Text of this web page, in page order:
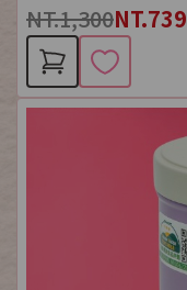
NT.1,300NT.739